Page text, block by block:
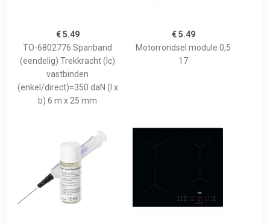
€ 5.49
TO-6802776 Spanband
(eendelig) Trekkracht (lc)
vastbinden
(enkel/direct)=350 daN (l x
b) 6 m x 25 mm
€ 5.49
Motorrondsel module 0,5
17